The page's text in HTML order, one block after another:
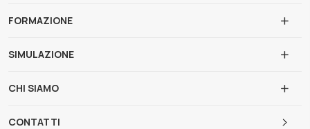
FORMAZIONE
SIMULAZIONE
CHI SIAMO
CONTATTI